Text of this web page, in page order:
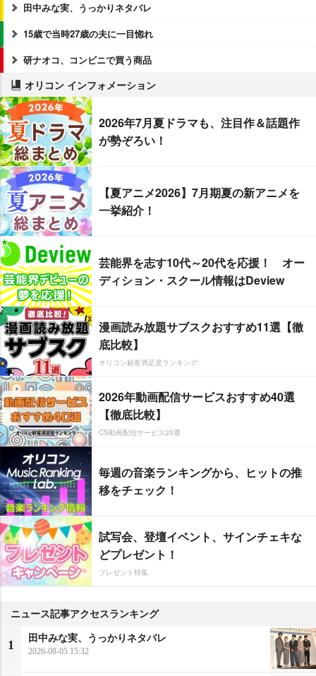
田中みな実、うっかりネタバレ
15歳で当時27歳の夫に一目惚れ
研ナオコ、コンビニで買う商品
オリコン インフォメーション
2026年7月夏ドラマも、注目作＆話題作
が勢ぞろい！
【夏アニメ2026】7月期夏の新アニメを
一挙紹介！
芸能界を志す10代～20代を応援！ オー
ディション・スクール情報はDeview
漫画読み放題サブスクおすすめ11選【徹
底比較】
オリコン顧客満足度ランキング
2026年動画配信サービスおすすめ40選
【徹底比較】
CS動画配信サービス20選
毎週の音楽ランキングから、ヒットの推
移をチェック！
試写会、登壇イベント、サインチェキな
どプレゼント！
プレゼント特集
ニュース記事アクセスランキング
1
田中みな実、うっかりネタバレ
2026-08-05 15:32